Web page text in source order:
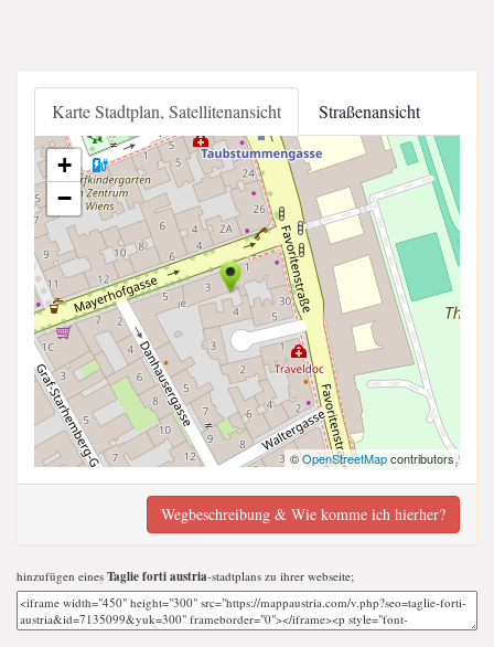
Karte Stadtplan, Satellitenansicht Straßenansicht
+
−
©OpenStreetMapcontributors
Wegbeschreibung & Wie komme ich hierher?
hinzufügen eines Taglie forti austria-stadtplans zu ihrer webseite;